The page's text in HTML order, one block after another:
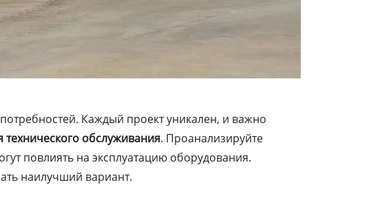
Каждый проект уникален, и важно
обслуживания. Проанализируйте
повлиять на эксплуатацию оборудования.
наилучший вариант.